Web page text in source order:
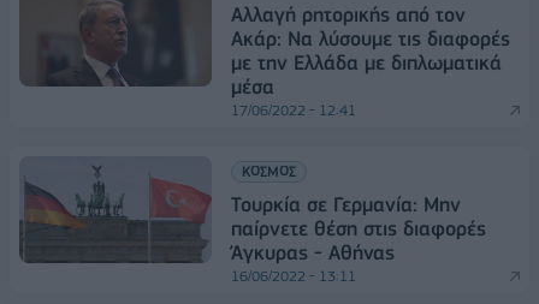
Αλλαγή ρητορικής από τον
Ακάρ: Να λύσουμε τις διαφορές
με την Ελλάδα με διπλωματικά
μέσα
17/06/2022 - 12:41
ΚΟΣΜΟΣ
Τουρκία σε Γερμανία: Μην
παίρνετε θέση στις διαφορές
Άγκυρας - Αθήνας
16/06/2022 - 13:11